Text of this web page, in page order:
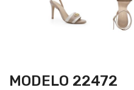
MODELO 22472